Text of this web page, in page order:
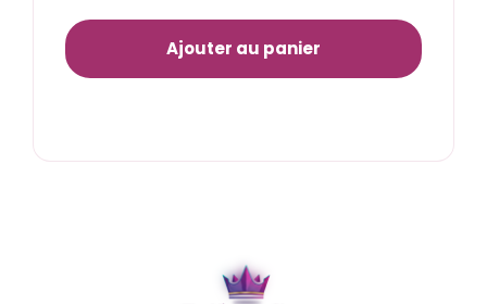
Ajouter au panier